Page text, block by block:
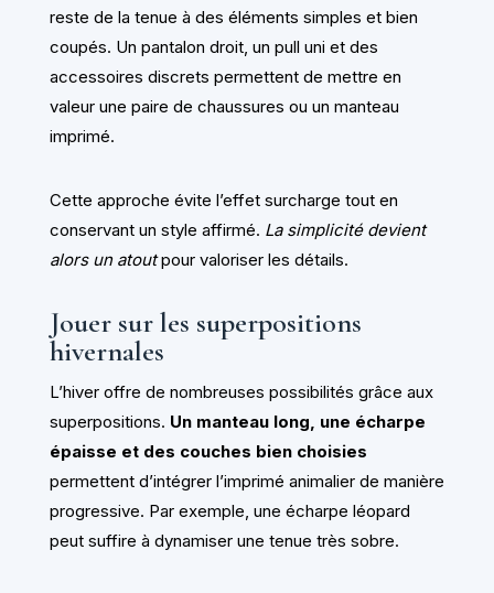
reste de la tenue à des éléments simples et bien
coupés. Un pantalon droit, un pull uni et des
accessoires discrets permettent de mettre en
valeur une paire de chaussures ou un manteau
imprimé.
Cette approche évite l’effet surcharge tout en
conservant un style affirmé. La simplicité devient
alors un atoutpour valoriser les détails.
Jouer sur les superpositions
hivernales
L’hiver offre de nombreuses possibilités grâce aux
superpositions. Un manteau long, une écharpe
épaisse et des couches bien choisies
permettent d’intégrer l’imprimé animalier de manière
progressive. Par exemple, une écharpe léopard
peut suffire à dynamiser une tenue très sobre.